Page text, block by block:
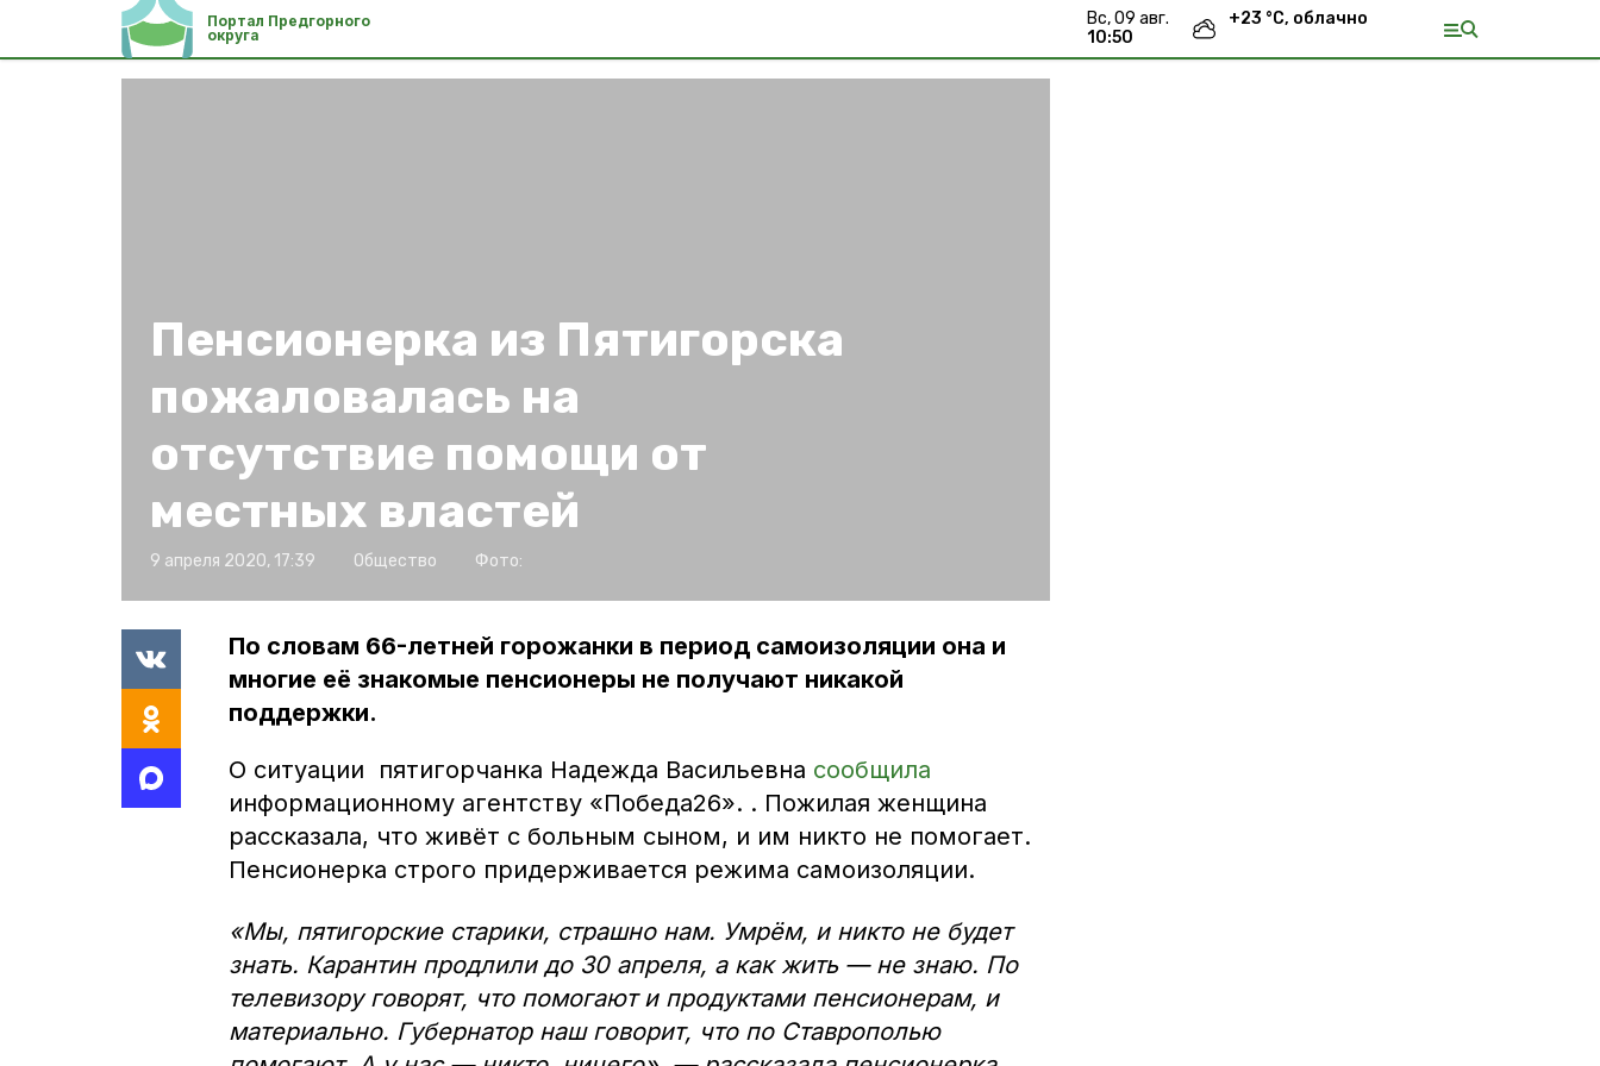
Портал Предгорного
округа
вс, 09 авг.
10:50
+23 °С, облачно
Пенсионерка из Пятигорска
пожаловалась на
отсутствие помощи от
местных властей
9 апреля 2020, 17:39 Общество Фото:
По словам 66-летней горожанки в период самоизоляции она и
многие её знакомые пенсионеры не получают никакой
поддержки.
О ситуации пятигорчанка Надежда Васильевна сообщила
информационному агентству «Победа26». . Пожилая женщина
рассказала, что живёт с больным сыном, и им никто не помогает.
Пенсионерка строго придерживается режима самоизоляции.
«Мы, пятигорские старики, страшно нам. Умрём, и никто не будет
знать. Карантин продлили до 30 апреля, а как жить — не знаю. По
телевизору говорят, что помогают и продуктами пенсионерам, и
материально. Губернатор наш говорит, что по Ставрополью